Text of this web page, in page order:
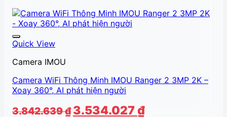
Quick View
Camera IMOU
Camera WiFi Thông Minh IMOU Ranger 2 3MP 2K –
Xoay 360°, AI phát hiện người
3.842.639₫ Giá
3.534.027₫Giá